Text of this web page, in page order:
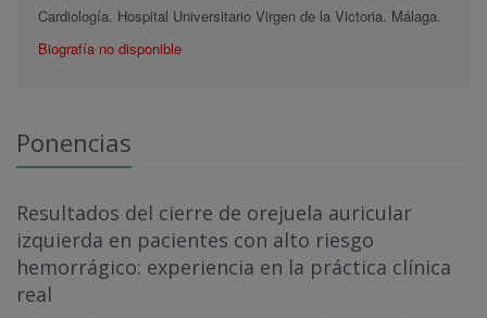
Cardiología. Hospital Universitario Virgen de la Victoria. Málaga.
Biografía no disponible
Ponencias
Resultados del cierre de orejuela auricular
izquierda en pacientes con alto riesgo
hemorrágico: experiencia en la práctica clínica
real